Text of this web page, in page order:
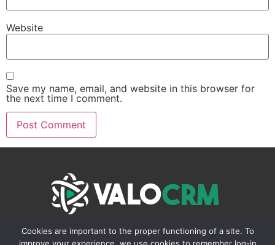
Website
Save my name, email, and website in this browser for
the next time I comment.
231 Rue Saint-Honore, 75001 Paris
Cookies are important to the proper functioning of a site. To